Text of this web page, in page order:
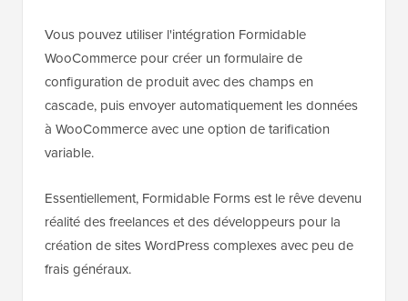
Vous pouvez utiliser l'intégration Formidable
WooCommerce pour créer un formulaire de
configuration de produit avec des champs en
cascade, puis envoyer automatiquement les données
à WooCommerce avec une option de tarification
variable.
Essentiellement, Formidable Forms est le rêve devenu
réalité des freelances et des développeurs pour la
création de sites WordPress complexes avec peu de
frais généraux.